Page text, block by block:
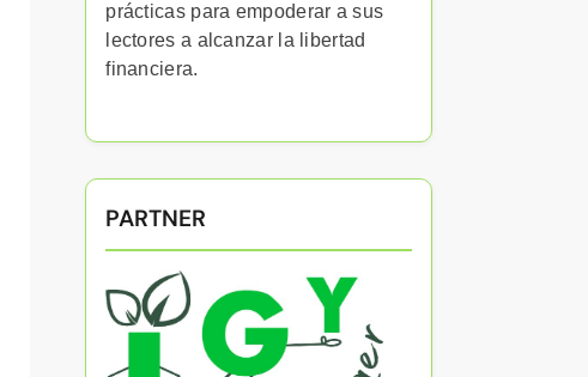
prácticas para empoderar a sus
lectores a alcanzar la libertad
financiera.
PARTNER